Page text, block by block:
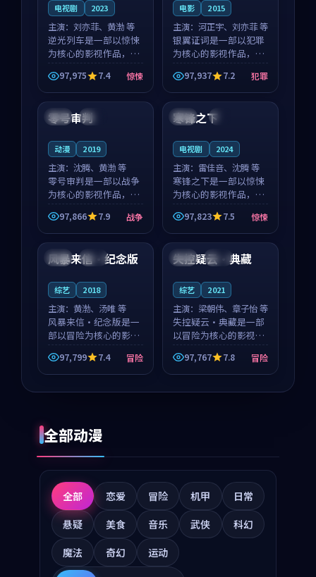
电视剧 2023
主演： 刘亦菲、黄渤 等
逆光列车是一部以惊悚
为核心的影视作品，围
绕危机、反转与人物成
长展开，整体节奏紧
凑，值得推荐观看。
97,975 7.4 惊悚
电影 2015
主演： 河正宇、刘亦菲 等
银翼证词是一部以犯罪
为核心的影视作品，围
绕危机、反转与人物成
长展开，整体节奏紧
凑，值得推荐观看。
97,937 7.2 犯罪
法国 热播
零号审判
动漫 2019
主演： 沈腾、黄渤 等
零号审判是一部以战争
为核心的影视作品，围
绕危机、反转与人物成
长展开，整体节奏紧
凑，值得推荐观看。
97,866 7.9 战争
中国 4K
寒锋之下
电视剧 2024
主演： 雷佳音、沈腾 等
寒锋之下是一部以惊悚
为核心的影视作品，围
绕危机、反转与人物成
长展开，整体节奏紧
凑，值得推荐观看。
97,823 7.5 惊悚
美国 院线
风暴来信·纪念版
综艺 2018
主演： 黄渤、汤唯 等
风暴来信·纪念版是一
部以冒险为核心的影视
作品，围绕危机、反转
与人物成长展开，整体
节奏紧凑，值得推荐观
97,799 7.4 冒险
日本 院线
失控疑云·典藏
综艺 2021
主演： 梁朝伟、章子怡 等
失控疑云·典藏是一部
以冒险为核心的影视作
品，围绕危机、反转与
人物成长展开，整体节
奏紧凑，值得推荐观
97,767 7.8 冒险
全部动漫
全部 恋爱 冒险 机甲
日常
悬疑
美食 音乐 武侠
科幻
魔法
奇幻 运动